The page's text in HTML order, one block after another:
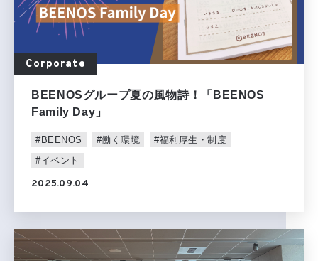
Corporate
BEENOSグループ夏の風物詩！「BEENOS
Family Day」
#BEENOS #働く環境
#福利厚生・制度
#イベント
2025.09.04